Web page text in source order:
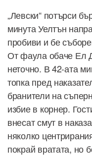
„Левски“ потърси
минута Уелтън
пробиви и бе
От фаула обаче Ел
неточно. В 42-ата
топка пред
бранители на
избие в корнер.
внесат смут в
няколко
покрай вратата, но